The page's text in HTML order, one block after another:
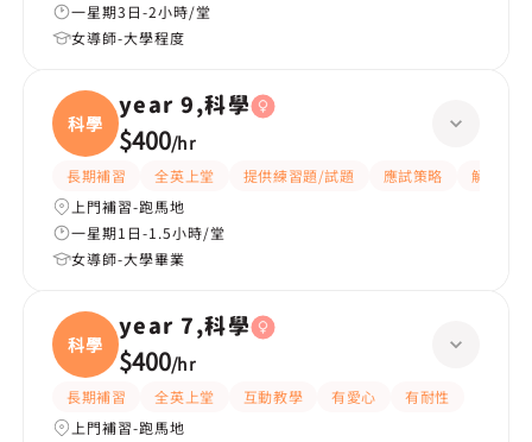
一星期3日-2小時/堂
女導師-大學程度
科學
year 9,科學
$400/hr
長期補習 全英上堂 提供練習題/試題 應試策略
解題思路
上門補習-跑馬地
一星期1日-1.5小時/堂
女導師-大學畢業
科學
year 7,科學
$400/hr
長期補習 全英上堂 互動教學 有愛心
有耐性
上門補習-跑馬地